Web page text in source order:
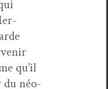
qu’il
du néo-